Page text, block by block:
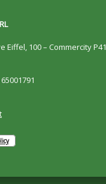
100 – Commercity P41